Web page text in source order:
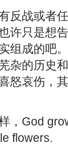
战或者任
许只是想
组成的吧
杂的历史
怒哀伤，
God
flowers.